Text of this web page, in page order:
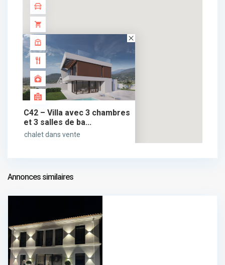
C42 – Villa avec 3 chambres
et 3 salles de ba...
chalet dans vente
565.000 €
Annonces similaires